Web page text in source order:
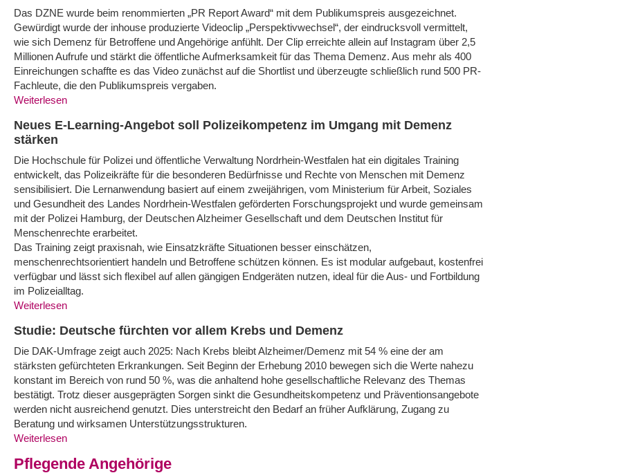
Das DZNE wurde beim renommierten „PR Report Award“ mit dem Publikumspreis ausgezeichnet.
Gewürdigt wurde der inhouse produzierte Videoclip „Perspektivwechsel“, der eindrucksvoll vermittelt,
wie sich Demenz für Betroffene und Angehörige anfühlt. Der Clip erreichte allein auf Instagram über 2,5
Millionen Aufrufe und stärkt die öffentliche Aufmerksamkeit für das Thema Demenz. Aus mehr als 400
Einreichungen schaffte es das Video zunächst auf die Shortlist und überzeugte schließlich rund 500 PR-
Fachleute, die den Publikumspreis vergaben.
Weiterlesen
Neues E-Learning-Angebot soll Polizeikompetenz im Umgang mit Demenz
stärken
Die Hochschule für Polizei und öffentliche Verwaltung Nordrhein-Westfalen hat ein digitales Training
entwickelt, das Polizeikräfte für die besonderen Bedürfnisse und Rechte von Menschen mit Demenz
sensibilisiert. Die Lernanwendung basiert auf einem zweijährigen, vom Ministerium für Arbeit, Soziales
und Gesundheit des Landes Nordrhein-Westfalen geförderten Forschungsprojekt und wurde gemeinsam
mit der Polizei Hamburg, der Deutschen Alzheimer Gesellschaft und dem Deutschen Institut für
Menschenrechte erarbeitet.
Das Training zeigt praxisnah, wie Einsatzkräfte Situationen besser einschätzen,
menschenrechtsorientiert handeln und Betroffene schützen können. Es ist modular aufgebaut, kostenfrei
verfügbar und lässt sich flexibel auf allen gängigen Endgeräten nutzen, ideal für die Aus- und Fortbildung
im Polizeialltag.
Weiterlesen
Studie: Deutsche fürchten vor allem Krebs und Demenz
Die DAK-Umfrage zeigt auch 2025: Nach Krebs bleibt Alzheimer/Demenz mit 54 % eine der am
stärksten gefürchteten Erkrankungen. Seit Beginn der Erhebung 2010 bewegen sich die Werte nahezu
konstant im Bereich von rund 50 %, was die anhaltend hohe gesellschaftliche Relevanz des Themas
bestätigt. Trotz dieser ausgeprägten Sorgen sinkt die Gesundheitskompetenz und Präventionsangebote
werden nicht ausreichend genutzt. Dies unterstreicht den Bedarf an früher Aufklärung, Zugang zu
Beratung und wirksamen Unterstützungsstrukturen.
Weiterlesen
Pflegende Angehörige